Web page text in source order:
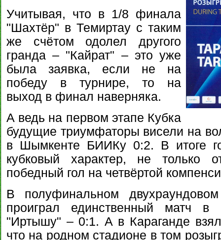
Учитывая, что в 1/8 финала
"Шахтёр" в Темиртау с таким
же счётом одолел другого
гранда – "Кайрат" – это уже
была заявка, если не на
победу в турнире, то на
выход в финал наверняка.
А ведь на первом этапе Кубка
будущие триумфаторы висели на
в Шымкенте БИИКу 0:2. В итоге
кубковый характер, не только
победный гол на четвёртой
В полуфинальном
проиграл единственный матч в
"Иртышу" – 0:1. А в Караганде
что на родном стадионе в том